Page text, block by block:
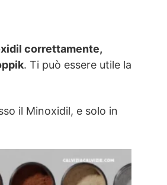
correttamente,
. Ti può essere utile la
il Minoxidil, e solo in